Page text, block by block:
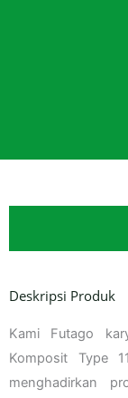
Deskripsi Produk
Kami Futago
Komposit Type
menghadirkan